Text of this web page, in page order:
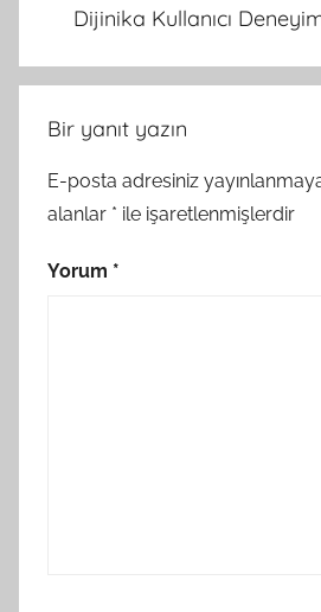
Dijinika Kullanıcı
Bir yanıt yazın
E-posta adresiniz
alanlar * ile işaretlenmişlerdir
Yorum *